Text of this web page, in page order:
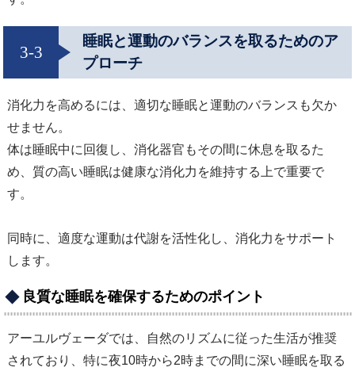
3-3
睡眠と運動のバランスを取るためのア
プローチ
消化力を高めるには、適切な睡眠と運動のバランスも欠か
せません。
体は睡眠中に回復し、消化器官もその間に休息を取るた
め、質の高い睡眠は健康な消化力を維持する上で重要で
す。
同時に、適度な運動は代謝を活性化し、消化力をサポート
します。
良質な睡眠を確保するためのポイント
アーユルヴェーダでは、自然のリズムに従った生活が推奨
されており、特に夜10時から2時までの間に深い睡眠を取る